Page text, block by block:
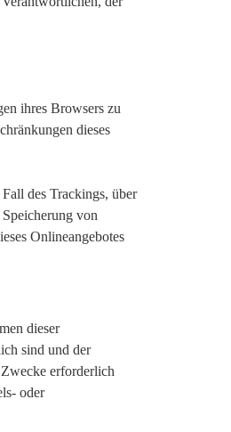
ihres Browsers zu
dieses
des Trackings, über
von
Onlineangebotes
dieser
sind und der
erforderlich
oder